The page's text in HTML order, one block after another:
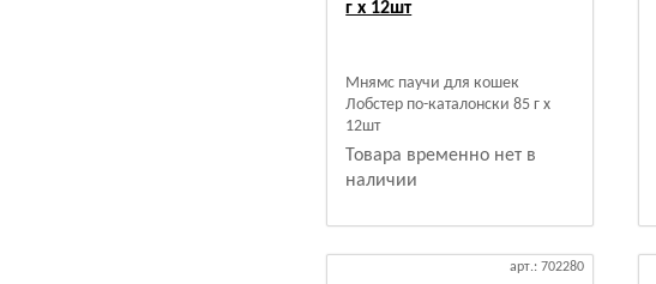
г х 12шт
Мнямс паучи для кошек
Лобстер по-каталонски 85 г х
12шт
Товара временно нет в
наличии
арт.: 702280